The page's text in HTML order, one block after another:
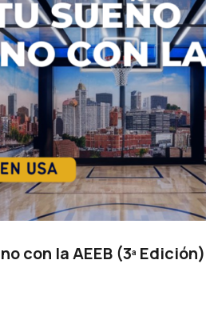
con la AEEB (3ª Edición)